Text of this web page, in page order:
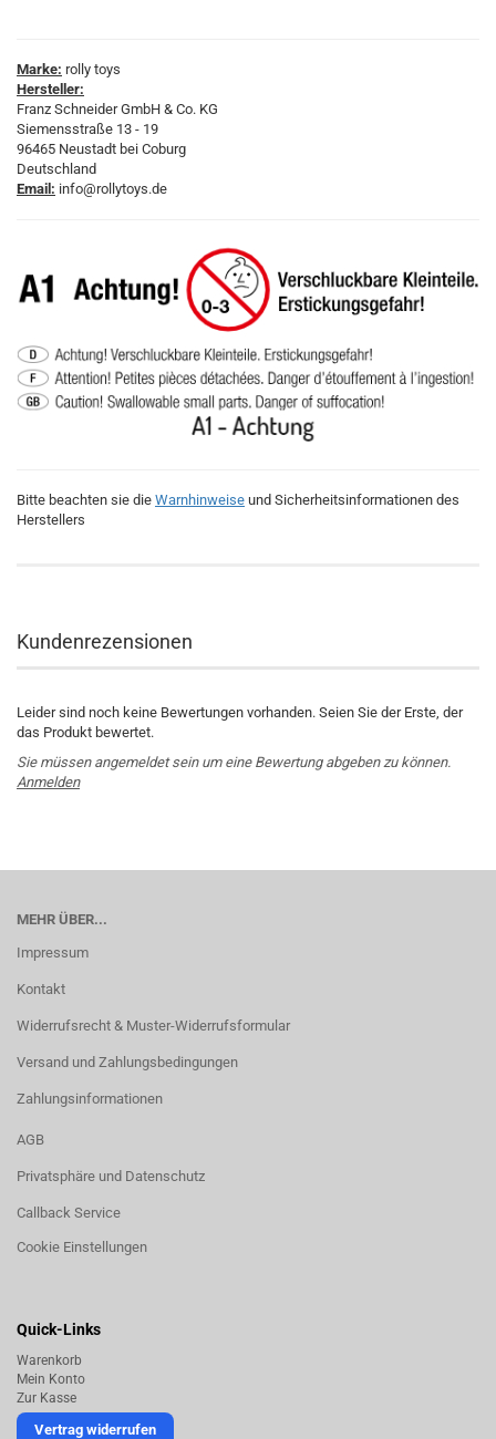
Marke: rolly toys
Hersteller:
Franz Schneider GmbH & Co. KG
Siemensstraße 13 - 19
96465 Neustadt bei Coburg
Deutschland
Email: info@rollytoys.de
Bitte beachten sie die Warnhinweise und Sicherheitsinformationen des
Herstellers
Kundenrezensionen
Leider sind noch keine Bewertungen vorhanden. Seien Sie der Erste, der
das Produkt bewertet.
Sie müssen angemeldet sein um eine Bewertung abgeben zu können.
Anmelden
MEHR ÜBER...
Impressum
Kontakt
Widerrufsrecht & Muster-Widerrufsformular
Versand und Zahlungsbedingungen
Zahlungsinformationen
AGB
Privatsphäre und Datenschutz
Callback Service
Cookie Einstellungen
Quick-Links
Warenkorb
Mein Konto
Zur Kasse
Vertrag widerrufen